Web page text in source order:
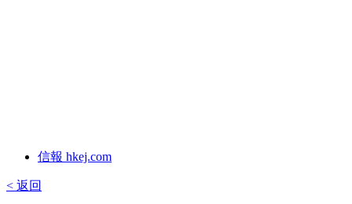
信報 hkej.com
< 返回